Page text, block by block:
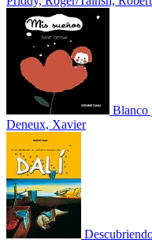
Blanco
Deneux, Xavier